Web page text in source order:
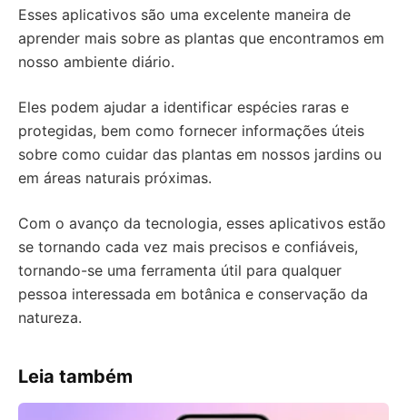
Esses aplicativos são uma excelente maneira de
aprender mais sobre as plantas que encontramos em
nosso ambiente diário.
Eles podem ajudar a identificar espécies raras e
protegidas, bem como fornecer informações úteis
sobre como cuidar das plantas em nossos jardins ou
em áreas naturais próximas.
Com o avanço da tecnologia, esses aplicativos estão
se tornando cada vez mais precisos e confiáveis,
tornando-se uma ferramenta útil para qualquer
pessoa interessada em botânica e conservação da
natureza.
Leia também